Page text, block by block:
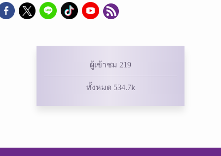
ผู้เข้าชม 219
ทั้งหมด 534.7k